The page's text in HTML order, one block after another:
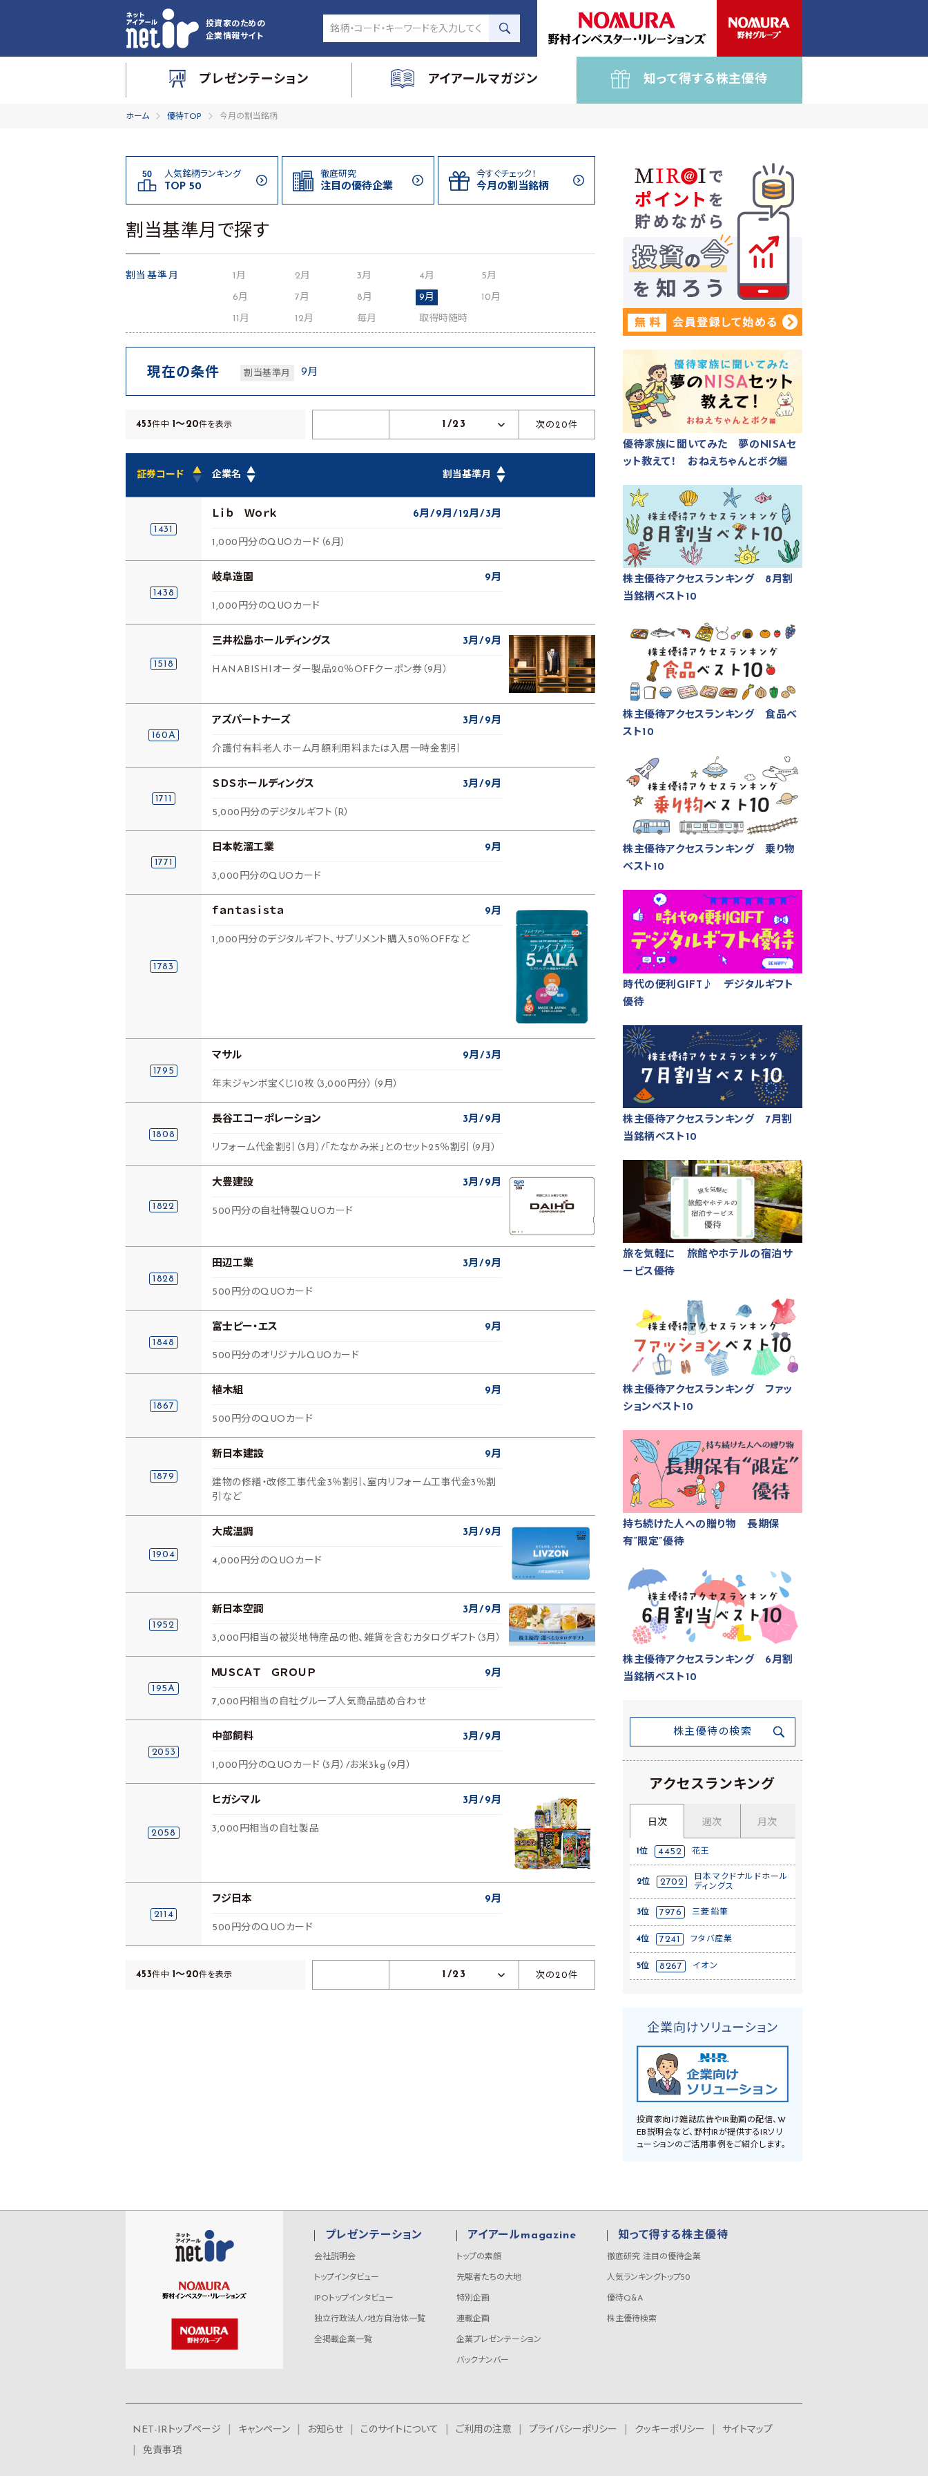
投資家のための
企業情報サイト
プレゼンテーション アイアールマガジン 知って得する株主優待
ホーム 優待TOP 今月の割当銘柄
人気銘柄ランキング
TOP 50
徹底研究
注目の優待企業
今すぐチェック！
今月の割当銘柄
割当基準月で探す
割当基準月 1月 2月 3月 4月 5月
6月 7月 8月 9月 10月
11月 12月 毎月 取得時随時
現在の条件 割当基準月 9月
453件中 1～20件を表示 1/23 次の20件
▲
証券コード ▼
▲
企業名 ▼
▲
割当基準月 ▼
1431
Ｌｉｂ Ｗｏｒｋ 6月 9月 12月 3月
1,000円分のQUOカード（6月）
1438
岐阜造園 9月
1,000円分のQUOカード
1518
三井松島ホールディングス 3月 9月
HANABISHIオーダー製品20％OFFクーポン券（9月）
160A
アズパートナーズ 3月 9月
介護付有料老人ホーム月額利用料または入居一時金割引
1711
ＳＤＳホールディングス 3月 9月
5,000円分のデジタルギフト（R）
1771
日本乾溜工業 9月
3,000円分のQUOカード
1783
ｆａｎｔａｓｉｓｔａ 9月
1,000円分のデジタルギフト、サプリメント購入50％OFFなど
1795
マサル 9月 3月
年末ジャンボ宝くじ10枚（3,000円分）（9月）
1808
長谷工コーポレーション 3月 9月
リフォーム代金割引（3月）/「たなかみ米」とのセット25％割引（9月）
1822
大豊建設 3月 9月
500円分の自社特製QUOカード
1828
田辺工業 3月 9月
500円分のQUOカード
1848
富士ピー・エス 9月
500円分のオリジナルQUOカード
1867
植木組 9月
500円分のQUOカード
1879
新日本建設 9月
建物の修繕・改修工事代金3％割引、室内リフォーム工事代金3％割
引など
1904
大成温調 3月 9月
4,000円分のQUOカード
1952
新日本空調 3月 9月
3,000円相当の被災地特産品の他、雑貨を含むカタログギフト（3月）
195A
ＭＵＳＣＡＴ ＧＲＯＵＰ 9月
7,000円相当の自社グループ人気商品詰め合わせ
2053
中部飼料 3月 9月
1,000円分のQUOカード（3月）/お米3kg（9月）
2058
ヒガシマル 3月 9月
3,000円相当の自社製品
2114
フジ日本 9月
500円分のQUOカード
453件中 1～20件を表示 1/23 次の20件
優待家族に聞いてみた 夢のNISAセ
ット教えて！ おねえちゃんとボク編
株主優待アクセスランキング 8月割
当銘柄ベスト10
株主優待アクセスランキング 食品ベ
スト10
株主優待アクセスランキング 乗り物
ベスト10
時代の便利GIFT♪ デジタルギフト
優待
株主優待アクセスランキング 7月割
当銘柄ベスト10
旅を気軽に 旅館やホテルの宿泊サ
ービス優待
株主優待アクセスランキング ファッ
ションベスト10
持ち続けた人への贈り物 長期保
有“限定”優待
株主優待アクセスランキング 6月割
当銘柄ベスト10
株主優待の検索
アクセスランキング
日次 週次 月次
1位 4452 花王
2位 2702
日本マクドナルドホール
ディングス
3位 7976 三菱鉛筆
4位 7241 フタバ産業
5位 8267 イオン
企業向けソリューション
投資家向け雑誌広告やIR動画の配信、W
EB説明会など、野村IRが提供するIRソリ
ューションのご活用事例をご紹介します。
プレゼンテーション
会社説明会
トップインタビュー
IPOトップインタビュー
独立行政法人/地方自治体一覧
全掲載企業一覧
アイアールmagazine
トップの素顔
先駆者たちの大地
特別企画
連載企画
企業プレゼンテーション
バックナンバー
知って得する株主優待
徹底研究 注目の優待企業
人気ランキングトップ50
優待Q&A
株主優待検索
NET-IRトップページ キャンペーン お知らせ このサイトについて ご利用の注意 プライバシーポリシー クッキーポリシー
サイトマップ
免責事項